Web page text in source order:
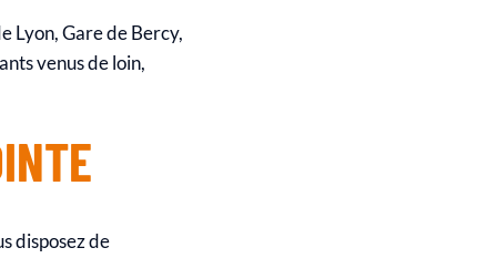
Lyon, Gare de Bercy,
venus de loin,
disposez de